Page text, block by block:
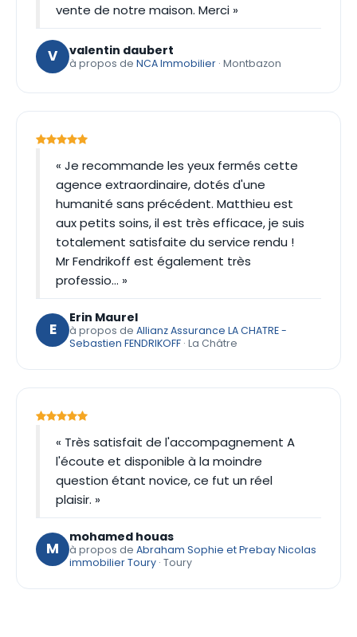
vente de notre maison. Merci »
V valentin daubert
à propos de NCA Immobilier · Montbazon
« Je recommande les yeux fermés cette
agence extraordinaire, dotés d'une
humanité sans précédent. Matthieu est
aux petits soins, il est très efficace, je suis
totalement satisfaite du service rendu !
Mr Fendrikoff est également très
professio… »
E
Erin Maurel
à propos de Allianz Assurance LA CHATRE -
Sebastien FENDRIKOFF · La Châtre
« Très satisfait de l'accompagnement A
l'écoute et disponible à la moindre
question étant novice, ce fut un réel
plaisir. »
M
mohamed houas
à propos de Abraham Sophie et Prebay Nicolas
immobilier Toury · Toury